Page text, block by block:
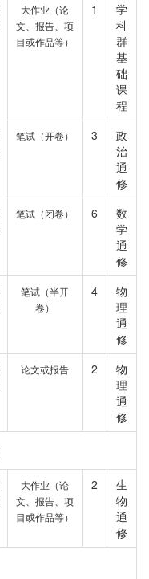
大作业（论
文、报告、项
目或作品等）
1
学
科
群
基
础
课
程
笔试（开卷） 3
政
治
通
修
笔试（闭卷） 6
数
学
通
修
笔试（半开
卷）
4
物
理
通
修
论文或报告 2
物
理
通
修
大作业（论
文、报告、项
目或作品等）
2
生
物
通
修